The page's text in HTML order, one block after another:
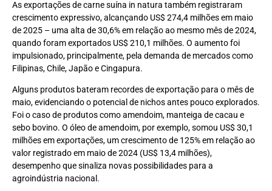
As exportações de carne suína in natura também registraram
crescimento expressivo, alcançando US$ 274,4 milhões em maio
de 2025 – uma alta de 30,6% em relação ao mesmo mês de 2024,
quando foram exportados US$ 210,1 milhões. O aumento foi
impulsionado, principalmente, pela demanda de mercados como
Filipinas, Chile, Japão e Cingapura.
Alguns produtos bateram recordes de exportação para o mês de
maio, evidenciando o potencial de nichos antes pouco explorados.
Foi o caso de produtos como amendoim, manteiga de cacau e
sebo bovino. O óleo de amendoim, por exemplo, somou US$ 30,1
milhões em exportações, um crescimento de 125% em relação ao
valor registrado em maio de 2024 (US$ 13,4 milhões),
desempenho que sinaliza novas possibilidades para a
agroindústria nacional.